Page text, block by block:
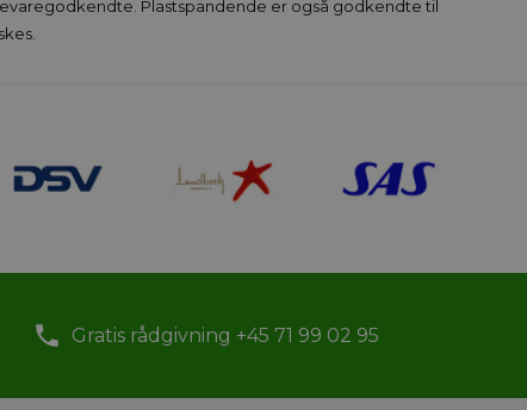
Plastspandende er også godkendte til
Gratis rådgivning +45 71 99 02 95